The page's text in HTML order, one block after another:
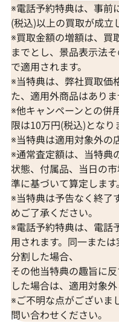
※電話予約特典は、事前
(税込)以上の買取が成立
※買取金額の増額は、買
までとし、景品表示法
で適用されます。
※当特典は、弊社買取価
た、適用外商品はありま
※他キャンペーンとの併
限は10万円(税込)となり
※当特典は適用対象外の
※通常査定額は、当特典
状態、付属品、当日の
準に基づいて算定します。
※当特典は予告なく終了
めご了承ください。
※電話予約特典は、電話
用されます。同一また
分割した場合、
その他当特典の趣旨に
した場合は、適用対象
※ご不明な点がございま
問い合わせください。